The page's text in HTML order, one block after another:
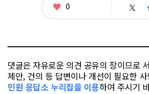
좋
0 트
댓글은 자유로운 의견 공유의 장이므로
제안, 건의 등 답변이나 개선이 필요한
민원 응답소 누리집을 이용하여 주시기